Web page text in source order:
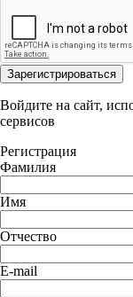
Зарегистрироваться
Войдите на сайт,
сервисов
Регистрация
Фамилия
Имя
Отчество
E-mail